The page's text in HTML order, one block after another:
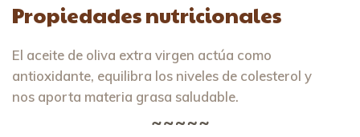
Propiedades nutricionales
El aceite de oliva extra virgen actúa como
antioxidante, equilibra los niveles de colesterol y
nos aporta materia grasa saludable.